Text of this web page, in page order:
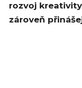
rozvoj
zároveň